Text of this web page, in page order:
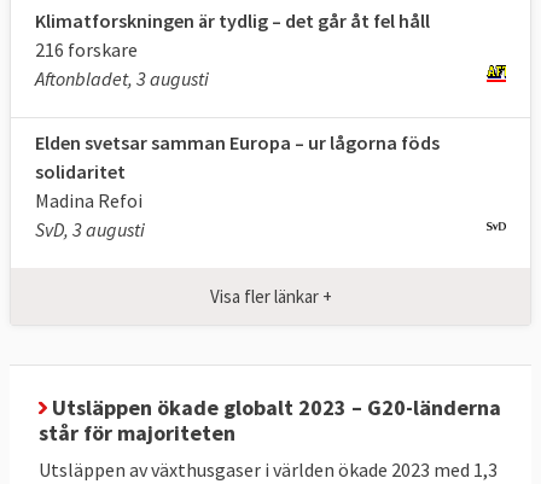
Andelen förnybar
energi
25,2 procent,
minst 42,5
Energianvändning
(slutlig)
900 Mtoe***,
2024
Max
763 Mtoe
Källor:Klicka på länkarna i tabellen för att
se källa. * Enligt
genomförande av 55 % -paketet att leda till
miljoner tonkoldioxidekvivalenter, ett mått
på mängden växthusgaser. *** Mtoe betyder
miljoner tonoljeekvivalenter
energiinnehåll.
Klimatforskningen är tydlig – det går åt fel håll
216 forskare
Aftonbladet, 3 augusti
Elden svetsar samman Europa – ur lågorna föds
solidaritet
Madina Refoi
SvD, 3 augusti
Visa fler länkar +
Utsläppen ökade globalt 2023 – G20-länderna
står för majoriteten
Utsläppen av växthusgaser i världen ökade 2023 med 1,3